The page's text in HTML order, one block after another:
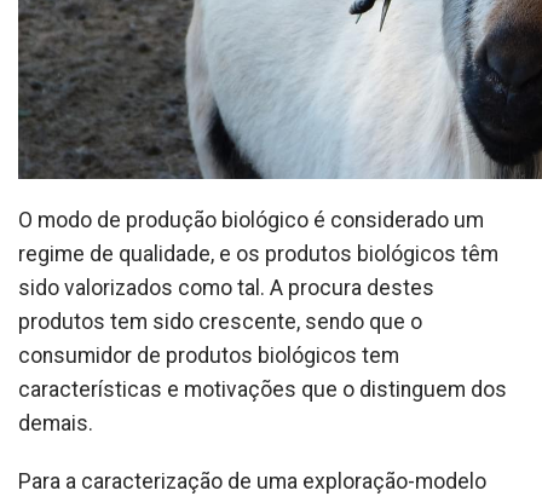
O modo de produção biológico é considerado um
regime de qualidade, e os produtos biológicos têm
sido valorizados como tal. A procura destes
produtos tem sido crescente, sendo que o
consumidor de produtos biológicos tem
características e motivações que o distinguem dos
demais.
Para a caracterização de uma exploração-modelo